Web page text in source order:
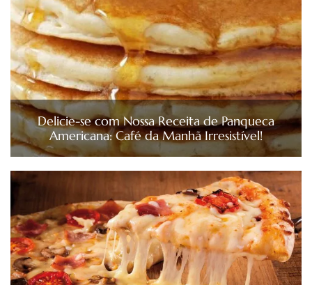
Delicie-se com Nossa Receita de Panqueca
Americana: Café da Manhã Irresistível!